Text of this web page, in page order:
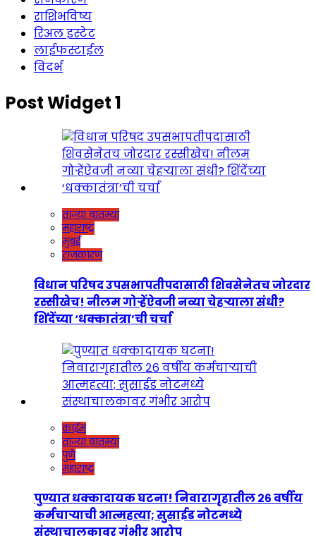
राशिभविष्य
रिअल इस्टेट
लाईफस्टाईल
विदर्भ
Post Widget 1
ताज्या बातम्या
महाराष्ट्र
मुंबई
राजकारण
विधान परिषद उपसभापतीपदासाठी शिवसेनेतच जोरदार
रस्सीखेच! नीलम गोऱ्हेंऐवजी नव्या चेहऱ्याला संधी?
शिंदेंच्या ‘धक्कातंत्रा’ची चर्चा
क्राईम
ताज्या बातम्या
पुणे
महाराष्ट्र
पुण्यात धक्कादायक घटना! निवारागृहातील २६ वर्षीय
कर्मचाऱ्याची आत्महत्या; सुसाईड नोटमध्ये
संस्थाचालकावर गंभीर आरोप